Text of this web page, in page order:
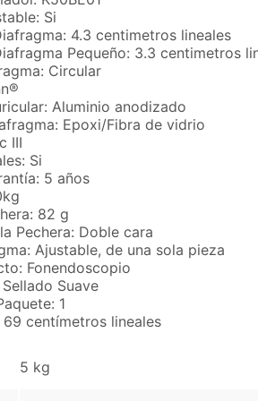
Si
4.3 centimetros lineales
Pequeño: 3.3 centimetros
Circular
Aluminio anodizado
Epoxi/Fibra de vidrio
III
Si
5 años
82 g
Pechera: Doble cara
Ajustable, de una sola pieza
Fonendoscopio
Suave
1
centímetros lineales
5 kg